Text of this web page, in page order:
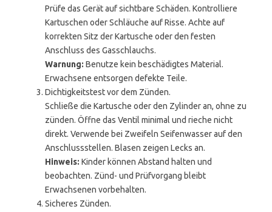
Prüfe das Gerät auf sichtbare Schäden. Kontrolliere
Kartuschen oder Schläuche auf Risse. Achte auf
korrekten Sitz der Kartusche oder den festen
Anschluss des Gasschlauchs.
Warnung: Benutze kein beschädigtes Material.
Erwachsene entsorgen defekte Teile.
Dichtigkeitstest vor dem Zünden.
Schließe die Kartusche oder den Zylinder an, ohne zu
zünden. Öffne das Ventil minimal und rieche nicht
direkt. Verwende bei Zweifeln Seifenwasser auf den
Anschlussstellen. Blasen zeigen Lecks an.
Hinweis: Kinder können Abstand halten und
beobachten. Zünd- und Prüfvorgang bleibt
Erwachsenen vorbehalten.
Sicheres Zünden.